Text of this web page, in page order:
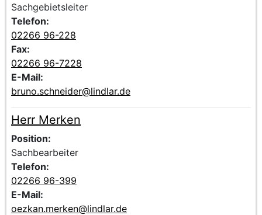
Sachgebietsleiter
Telefon:
02266 96-228
Fax:
02266 96-7228
E-Mail:
bruno.schneider@lindlar.de
Beschreibung der zuständigen KontaktpersonHerr
Voller Name:
Herr Merken
Position:
Sachbearbeiter
Telefon:
02266 96-399
E-Mail:
oezkan.merken@lindlar.de